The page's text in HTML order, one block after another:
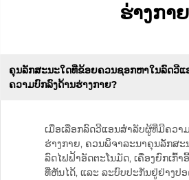
ຮ່າງກາຍ
ຄຸນລັກສະນະໃດທີ່ຂ້ອຍຄວນຊອກຫາໃນລົດວີແ
ຄວາມບົກລົງດ້ານຮ່າງກາຍ?
ເມື່ອເລືອກລົດວີແອນສຳລັບຜູ້ທີ່ມີຄວາ
ຮ່າງກາຍ, ຄວນພິຈາລະນາຄຸນລັກສະ
ລົດໄຟຟ້າອັດຕະໂນມັດ, ເຄື່ອງຍົກເກົ້າ
ທີ່ຫັນໄດ້, ແລະ ລະບົບປະກັນຢູ່ຢ່າງປອ